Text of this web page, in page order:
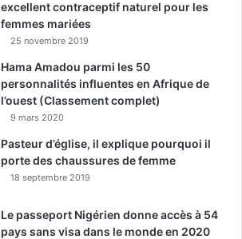
excellent contraceptif naturel pour les
femmes mariées
25 novembre 2019
Hama Amadou parmi les 50
personnalités influentes en Afrique de
l’ouest (Classement complet)
9 mars 2020
Pasteur d’église, il explique pourquoi il
porte des chaussures de femme
18 septembre 2019
Le passeport Nigérien donne accès à 54
pays sans visa dans le monde en 2020